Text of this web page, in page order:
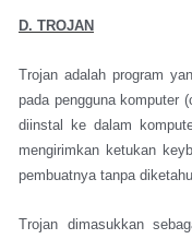
D. TROJAN
Trojan adalah program
pada pengguna komputer
diinstal ke dalam
mengirimkan ketukan
pembuatnya tanpa
Trojan dimasukkan